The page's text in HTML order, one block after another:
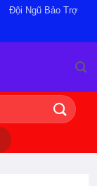
Đội Ngũ Bảo Trợ